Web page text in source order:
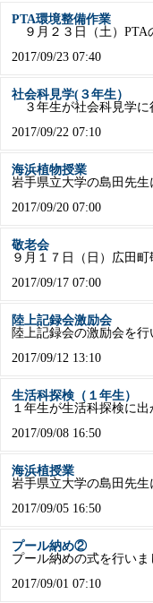
PTA環境整備作業
９月２３日（土）PTA
2017/09/23 07:40
社会科見学(３年生）
３年生が社会科見学に
2017/09/22 07:10
海浜植物授業
岩手県立大学の島田先
2017/09/20 07:00
敬老会
９月１７日（日）広田
2017/09/17 07:00
陸上記録会激励会
陸上記録会の激励会を
2017/09/12 13:10
生活科探検（１年生）
１年生が生活科探検に
2017/09/08 16:50
海浜植授業
岩手県立大学の島田先
2017/09/05 16:50
プール納め②
プール納めの式を行い
2017/09/01 07:10